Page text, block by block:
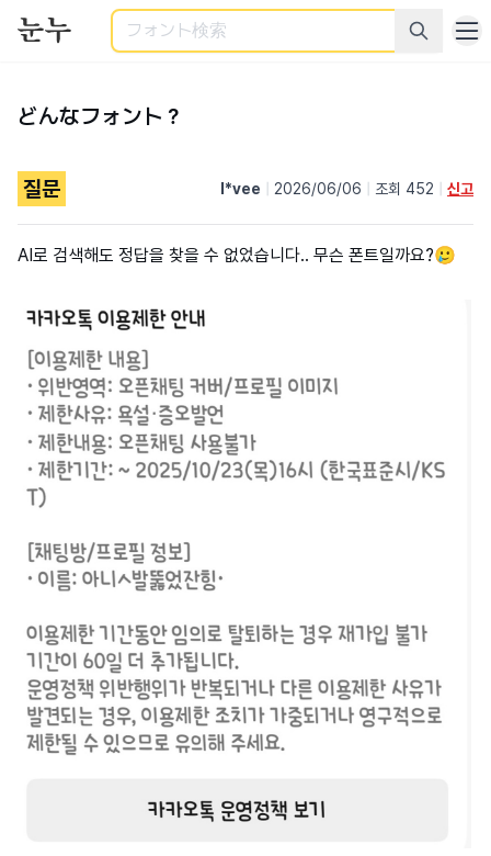
検索
どんなフォント？
질문 l*vee 2026/06/06 조회 452 신고
AI로 검색해도 정답을 찾을 수 없었습니다.. 무슨 폰트일까요?🥲